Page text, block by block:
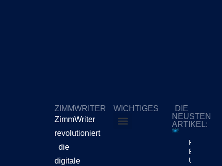
ZIMMWRITER
ZimmWriter
revolutioniert
die
digitale
WICHTIGES
DIE
NEUSTEN
ARTIKEL:
KI-
Bewegt